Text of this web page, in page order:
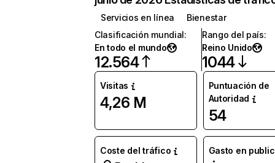
Servicios en línea
Bienestar
Clasificación mundial:
En todo el mundo
12.564
Rango del país:
Reino Unido
1044
Visitas
4,26 M
Puntuación de
Autoridad
54
Coste del tráfico Gasto en